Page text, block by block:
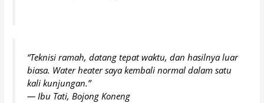
“Teknisi ramah, datang tepat waktu, dan hasilnya luar
biasa. Water heater saya kembali normal dalam satu
kali kunjungan.”
—Ibu Tati, Bojong Koneng